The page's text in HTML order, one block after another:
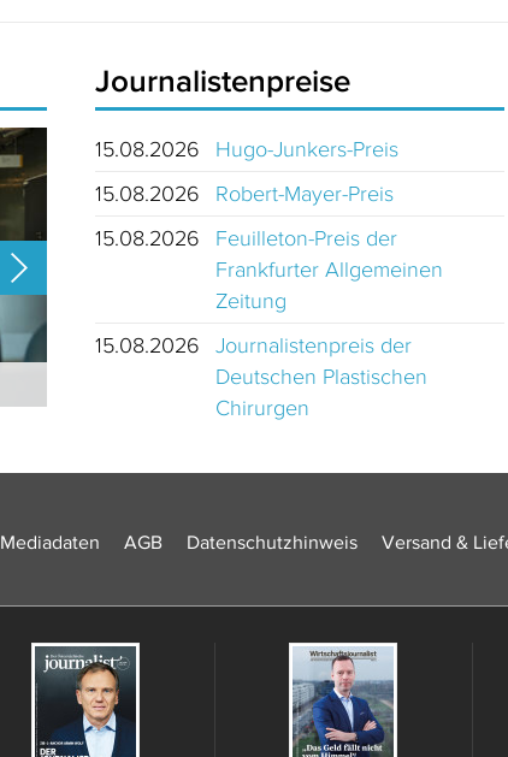
Journalistenpreise
15.08.2026
Hugo-Junkers-Preis
15.08.2026
Robert-Mayer-Preis
15.08.2026
Feuilleton-Preis der
Frankfurter Allgemeinen
Zeitung
15.08.2026
Journalistenpreis der
Deutschen Plastischen
Chirurgen
Mediadaten AGB Datenschutzhinweis Versand &